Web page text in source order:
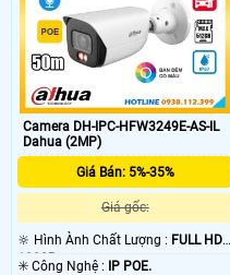
Camera DH-IPC-HFW3249E-AS-IL
Dahua (2MP)
Giá Bán: 5%-35%
Giá gốc:
🔆 Hình Ành Chất Lượng : FULL HD
1080P .
✳️ Công Nghệ : IP POE.